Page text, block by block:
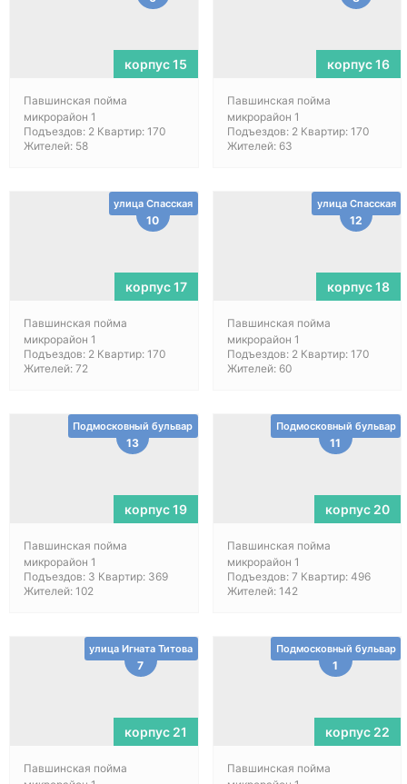
корпус 15
Павшинская пойма
микрорайон 1
Подъездов: 2 Квартир: 170
Жителей: 58
корпус 16
Павшинская пойма
микрорайон 1
Подъездов: 2 Квартир: 170
Жителей: 63
улица Спасская
10
корпус 17
Павшинская пойма
микрорайон 1
Подъездов: 2 Квартир: 170
Жителей: 72
улица Спасская
12
корпус 18
Павшинская пойма
микрорайон 1
Подъездов: 2 Квартир: 170
Жителей: 60
Подмосковный бульвар
13
корпус 19
Павшинская пойма
микрорайон 1
Подъездов: 3 Квартир: 369
Жителей: 102
Подмосковный бульвар
11
корпус 20
Павшинская пойма
микрорайон 1
Подъездов: 7 Квартир: 496
Жителей: 142
улица Игната Титова
7
корпус 21
Павшинская пойма
Подмосковный бульвар
1
корпус 22
Павшинская пойма